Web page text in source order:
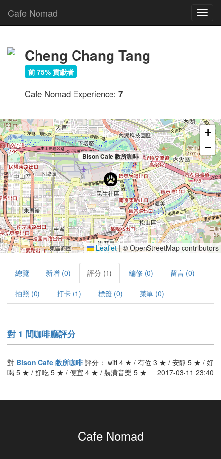
Cafe Nomad
Cheng Chang Tang
前 75% 貢獻者
Cafe Nomad Experience: 7
Bison Cafe 敝所咖啡
+
−
Leaflet |© OpenStreetMap contributors
總覽 新增 (0) 評分 (1) 編修 (0) 留言 (0)
拍照 (0) 打卡 (1) 標籤 (0) 菜單 (0)
對 1 間咖啡廳評分
對 Bison Cafe 敝所咖啡評分： wifi 4 ★ / 有位 3 ★ / 安靜 5 ★ / 好
喝 5 ★ / 好吃 5 ★ / 便宜 4 ★ / 裝潢音樂 5 ★
2017-03-11 23:40
Cafe Nomad